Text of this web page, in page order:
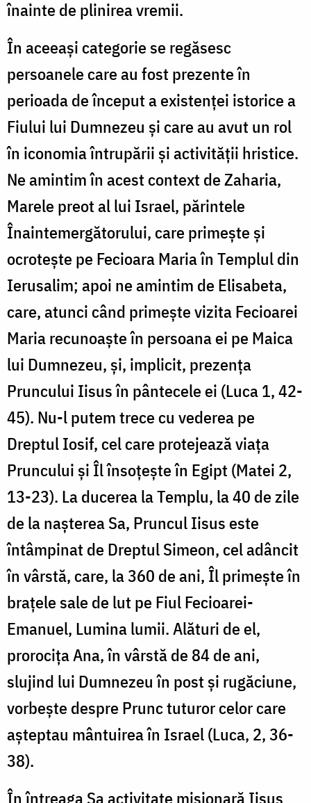
înainte de plinirea vremii.
În aceeași categorie se regăsesc
persoanele care au fost prezente în
perioada de început a existenței istorice a
Fiului lui Dumnezeu și care au avut un rol
în iconomia întrupării și activității hristice.
Ne amintim în acest context de Zaharia,
Marele preot al lui Israel, părintele
Înaintemergătorului, care primește și
ocrotește pe Fecioara Maria în Templul din
Ierusalim; apoi ne amintim de Elisabeta,
care, atunci când primește vizita Fecioarei
Maria recunoaște în persoana ei pe Maica
lui Dumnezeu, și, implicit, prezența
Pruncului Iisus în pântecele ei (Luca 1, 42-
45). Nu-l putem trece cu vederea pe
Dreptul Iosif, cel care protejează viața
Pruncului și Îl însoțește în Egipt (Matei 2,
13-23). La ducerea la Templu, la 40 de zile
de la nașterea Sa, Pruncul Iisus este
întâmpinat de Dreptul Simeon, cel adâncit
în vârstă, care, la 360 de ani, Îl primește în
brațele sale de lut pe Fiul Fecioarei-
Emanuel, Lumina lumii. Alături de el,
prorocița Ana, în vârstă de 84 de ani,
slujind lui Dumnezeu în post și rugăciune,
vorbește despre Prunc tuturor celor care
așteptau mântuirea în Israel (Luca, 2, 36-
38).
În întreaga Sa activitate misionară Iisus